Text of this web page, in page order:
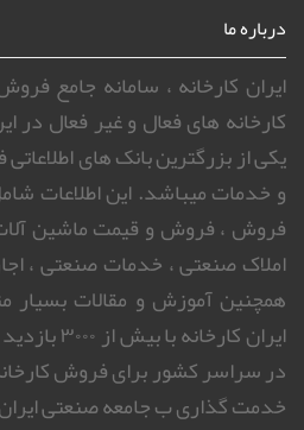
درباره ما
ایران کارخانه ، سامانه جامع
کارخانه های فعال و غیر فعال در
یکی از بزرگترین بانک های
و خدمات میباشد. این اطلاعات
فروش ، فروش و قیمت ماشین
املاک صنعتی ، خدمات صنعتی ،
همچنین آموزش و مقالات بسیار
ایران
در سراسر کشور برای فروش
خدمت گذاری ب جامعه صنعتی